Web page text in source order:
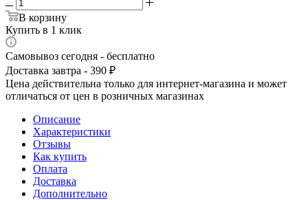
В корзину
Купить в 1 клик
Самовывоз сегодня - бесплатно
Доставка завтра - 390 ₽
Цена действительна только для интернет-магазина и может
отличаться от цен в розничных магазинах
Описание
Характеристики
Отзывы
Как купить
Оплата
Доставка
Дополнительно